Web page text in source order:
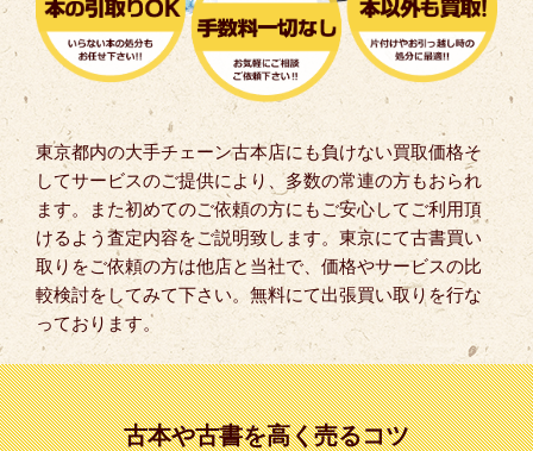
東京都内の大手チェーン古本店にも負けない買取価格そ
してサービスのご提供により、多数の常連の方もおられ
ます。また初めてのご依頼の方にもご安心してご利用頂
けるよう査定内容をご説明致します。東京にて古書買い
取りをご依頼の方は他店と当社で、価格やサービスの比
較検討をしてみて下さい。無料にて出張買い取りを行な
っております。
古本や古書を高く売るコツ